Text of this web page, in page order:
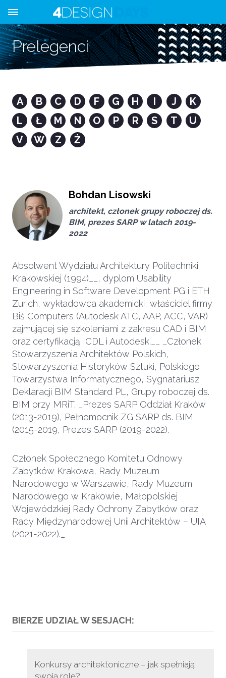
Prelegenci
A B C D F G H I J
K
L
Ł M N O P R S T
U
V
W Z Ż
Bohdan Lisowski
architekt, członek grupy roboczej ds.
BIM, prezes SARP w latach 2019-
2022
Absolwent Wydziału Architektury Politechniki
Krakowskiej (1994)__, dyplom Usability
Engineering in Software Development PG i ETH
Zurich, wykładowca akademicki, właściciel firmy
Biś Computers (Autodesk ATC, AAP, ACC, VAR)
zajmującej się szkoleniami z zakresu CAD i BIM
oraz certyfikacją ICDL i Autodesk.__ _Członek
Stowarzyszenia Architektów Polskich,
Stowarzyszenia Historyków Sztuki, Polskiego
Towarzystwa Informatycznego, Sygnatariusz
Deklaracji BIM Standard PL, Grupy roboczej ds.
BIM przy MRiT. _Prezes SARP Oddział Kraków
(2013-2019), Pełnomocnik ZG SARP ds. BIM
(2015-2019, Prezes SARP (2019-2022).
Członek Społecznego Komitetu Odnowy
Zabytków Krakowa, Rady Muzeum
Narodowego w Warszawie, Rady Muzeum
Narodowego w Krakowie, Małopolskiej
Wojewódzkiej Rady Ochrony Zabytków oraz
Rady Międzynarodowej Unii Architektów – UIA
(2021-2022)._
BIERZE UDZIAŁ W SESJACH:
Konkursy architektoniczne – jak spełniają
swoją rolę?